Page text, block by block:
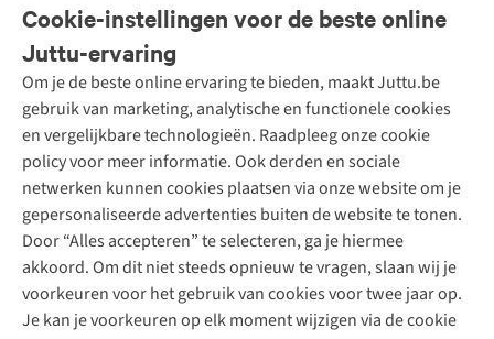
Cookie-instellingen voor de beste online
Juttu-ervaring
Om je de beste online ervaring te bieden, maakt Juttu.be
gebruik van marketing, analytische en functionele cookies
en vergelijkbare technologieën. Raadpleeg onze cookie
policy voor meer informatie. Ook derden en sociale
netwerken kunnen cookies plaatsen via onze website om je
gepersonaliseerde advertenties buiten de website te tonen.
Door “Alles accepteren” te selecteren, ga je hiermee
akkoord. Om dit niet steeds opnieuw te vragen, slaan wij je
voorkeuren voor het gebruik van cookies voor twee jaar op.
Je kan je voorkeuren op elk moment wijzigen via de cookie
Bestellen
Betalen
10% studentenkorting
Klarna - achteraf betalen
Levering
Retourneren
Bestelling herroepen
Garantie
Contact
Onze diensten
Tweedehands - ReJUsed
Kledingatelier
Personal shopping
Textielbox
Events / workshops
Juttu
Over ons
Juttu Friends
Inspiratie
Werken bij Juttu
Onze winkels
De wereld van Juttu
Verantwoord ondernemen
Toegankelijkheidsverklaring
Merken
Nathalie Vleeschouwer
Selected dames
HKLiving
Dickies
Sessùn
Strom
Meld je aan voor de nieuwsbrief
Follow us